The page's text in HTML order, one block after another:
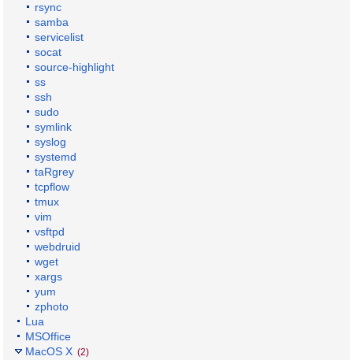
rsync
samba
servicelist
socat
source-highlight
ss
ssh
sudo
symlink
syslog
systemd
taRgrey
tcpflow
tmux
vim
vsftpd
webdruid
wget
xargs
yum
zphoto
Lua
MSOffice
MacOS X (2)